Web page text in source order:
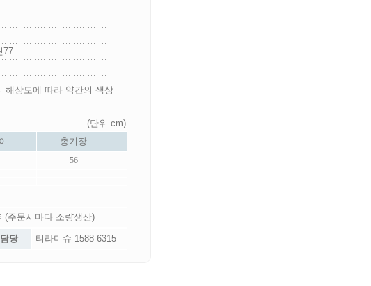
77
해상도에 따라 약간의 색상
(단위 cm)
총기장
56
(주문시마다 소량생산)
당 티라미슈 1588-6315